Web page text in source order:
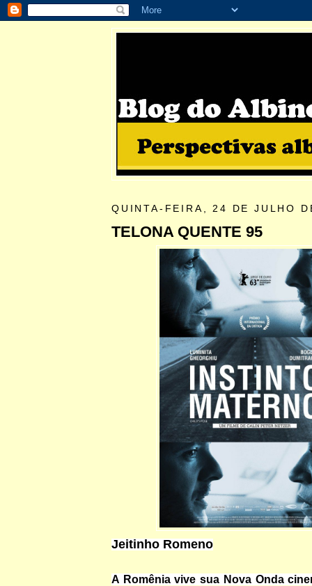
QUINTA-FEIRA, 24 DE JULHO
TELONA QUENTE 95
Jeitinho Romeno
A Romênia vive sua Nova Onda